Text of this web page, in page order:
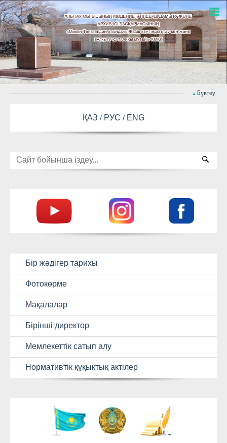
Бүктеу
ҚАЗ РУС ENG
Бір жәдігер тарихы
Фотокөрме
Мақалалар
Бірінші директор
Мемлекеттік сатып алу
Нормативтік құқықтық актілер